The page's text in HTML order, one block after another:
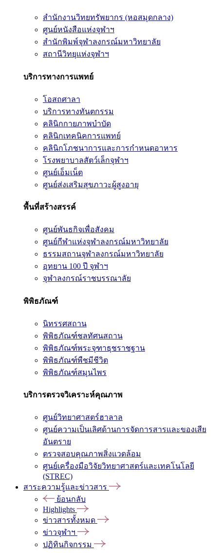
สำนักงานวิทยทรัพยากร (หอสมุดกลาง)
ศูนย์หนังสือแห่งจุฬาฯ
สำนักพิมพ์จุฬาลงกรณ์มหาวิทยาลัย
สถานีวิทยุแห่งจุฬาฯ
บริการทางการแพทย์
โอสถศาลา
บริการทางทันตกรรม
คลินิกกายภาพบำบัด
คลินิกเทคนิคการแพทย์
คลินิกโภชนาการและการกำหนดอาหาร
โรงพยาบาลสัตว์เล็กจุฬาฯ
ศูนย์เอ็มเน็ต
ศูนย์ส่งเสริมสุขภาวะผู้สูงอายุ
พื้นที่สร้างสรรค์
ศูนย์พันธกิจเพื่อสังคม
ศูนย์กีฬาแห่งจุฬาลงกรณ์มหาวิทยาลัย
ธรรมสถานจุฬาลงกรณ์มหาวิทยาลัย
อุทยาน 100 ปี จุฬาฯ
จุฬาลงกรณ์ราชบรรณาลัย
พิพิธภัณฑ์
นิทรรศสถาน
พิพิธภัณฑ์ชลทัศนสถาน
พิพิธภัณฑ์พระจุฑาธุชราชฐาน
พิพิธภัณฑ์พืชมีชีวิต
พิพิธภัณฑ์สมุนไพร
บริการตรวจวิเคราะห์คุณภาพ
ศูนย์วิทยาศาสตร์ฮาลาล
ศูนย์ความเป็นเลิศด้านการจัดการสารและของเสีย
อันตราย
ตรวจสอบคุณภาพสิ่งแวดล้อม
ศูนย์เครื่องมือวิจัยวิทยาศาสตร์และเทคโนโลยี
(STREC)
สาระความรู้และข่าวสาร
ย้อนกลับ
Highlights
ข่าวสารทั้งหมด
ข่าวจุฬาฯ
ปฏิทินกิจกรรม